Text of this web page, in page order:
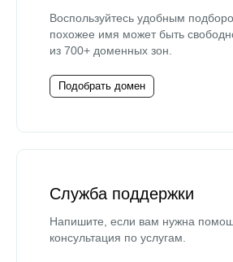
Воспользуйтесь удобным
похожее имя может быть
из 700+ доменных зон.
Подобрать домен
Служба поддержки
Напишите, если вам нужна
консультация по услугам.